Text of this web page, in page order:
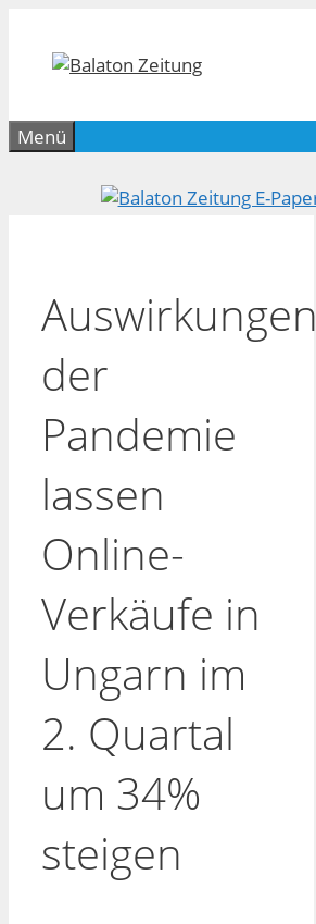
springen
Menü
Auswirkungen
der
Pandemie
lassen
Online-
Verkäufe in
Ungarn im
2. Quartal
um 34%
steigen